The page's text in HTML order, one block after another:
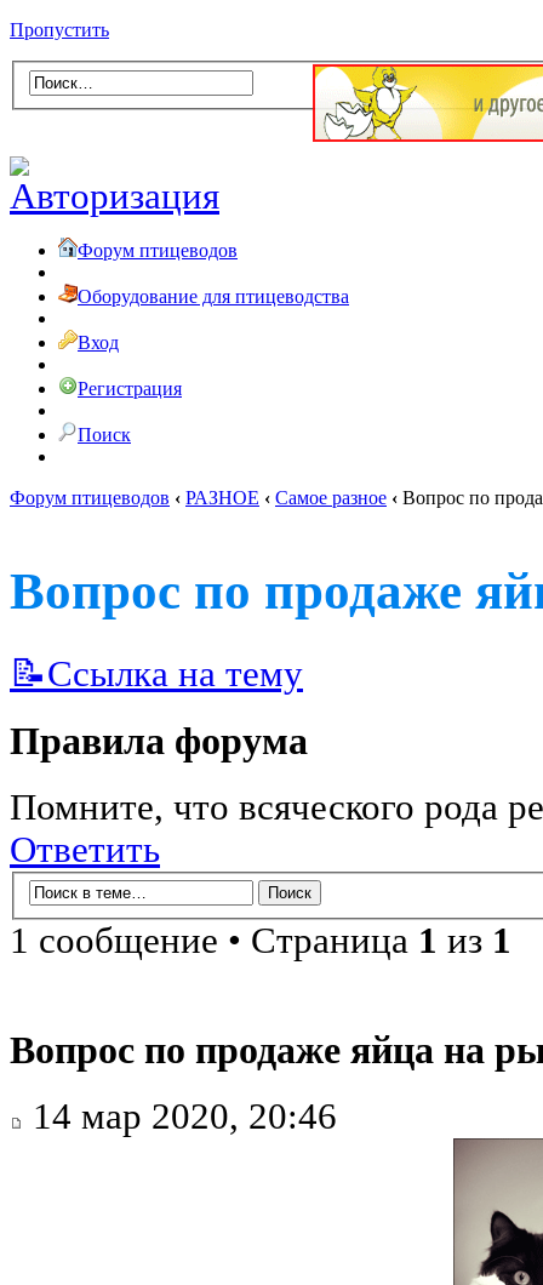
Пропустить
Форум птицеводов
Оборудование для птицеводства
Вход
Регистрация
Поиск
Форум птицеводов ‹ РАЗНОЕ ‹ Самое разное ‹ Вопрос по
Вопрос по продаже
📝Ссылка на тему
Правила форума
Помните, что всяческого рода
Ответить
1 сообщение • Страница 1 из 1
Вопрос по продаже яйца на
14 мар 2020, 20:46